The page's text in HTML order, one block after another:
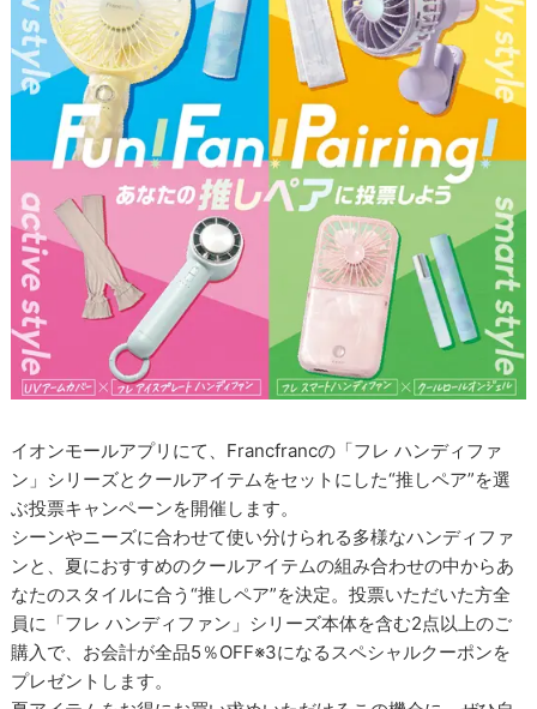
イオンモールアプリにて、Francfrancの「フレ ハンディファ
ン」シリーズとクールアイテムをセットにした“推しペア”を選
ぶ投票キャンペーンを開催します。
シーンやニーズに合わせて使い分けられる多様なハンディファ
ンと、夏におすすめのクールアイテムの組み合わせの中からあ
なたのスタイルに合う“推しペア”を決定。投票いただいた方全
員に「フレ ハンディファン」シリーズ本体を含む2点以上のご
購入で、お会計が全品5％OFF※3になるスペシャルクーポンを
プレゼントします。